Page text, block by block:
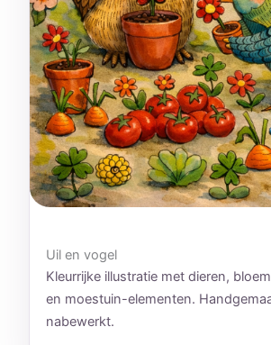
Uil en vogel
Kleurrijke illustratie met dieren,
en moestuin-elementen.
nabewerkt.